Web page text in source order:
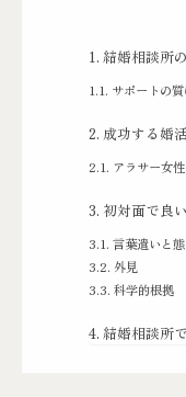
結婚相談所
サポートの
成功する婚
アラサー女
初対面で良
言葉遣いと
外見
科学的根拠
結婚相談所